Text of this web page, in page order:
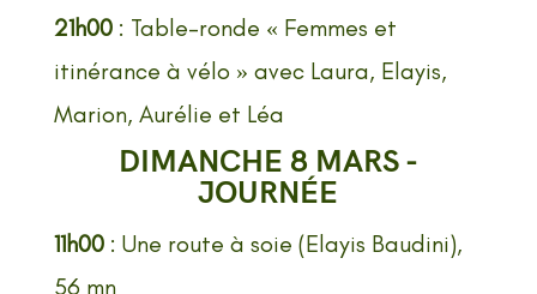
21h00: Table-ronde « Femmes et
itinérance à vélo » avec Laura, Elayis,
Marion, Aurélie et Léa
DIMANCHE 8 MARS -
JOURNÉE
11h00: Une route à soie (Elayis Baudini),
56 mn